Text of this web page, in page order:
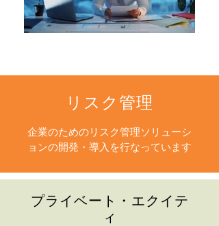
リスク管理
企業のためのリスク管理ソリューシ
ョンの開発・導入を行なっています
プライベート・エクイテ
ィ